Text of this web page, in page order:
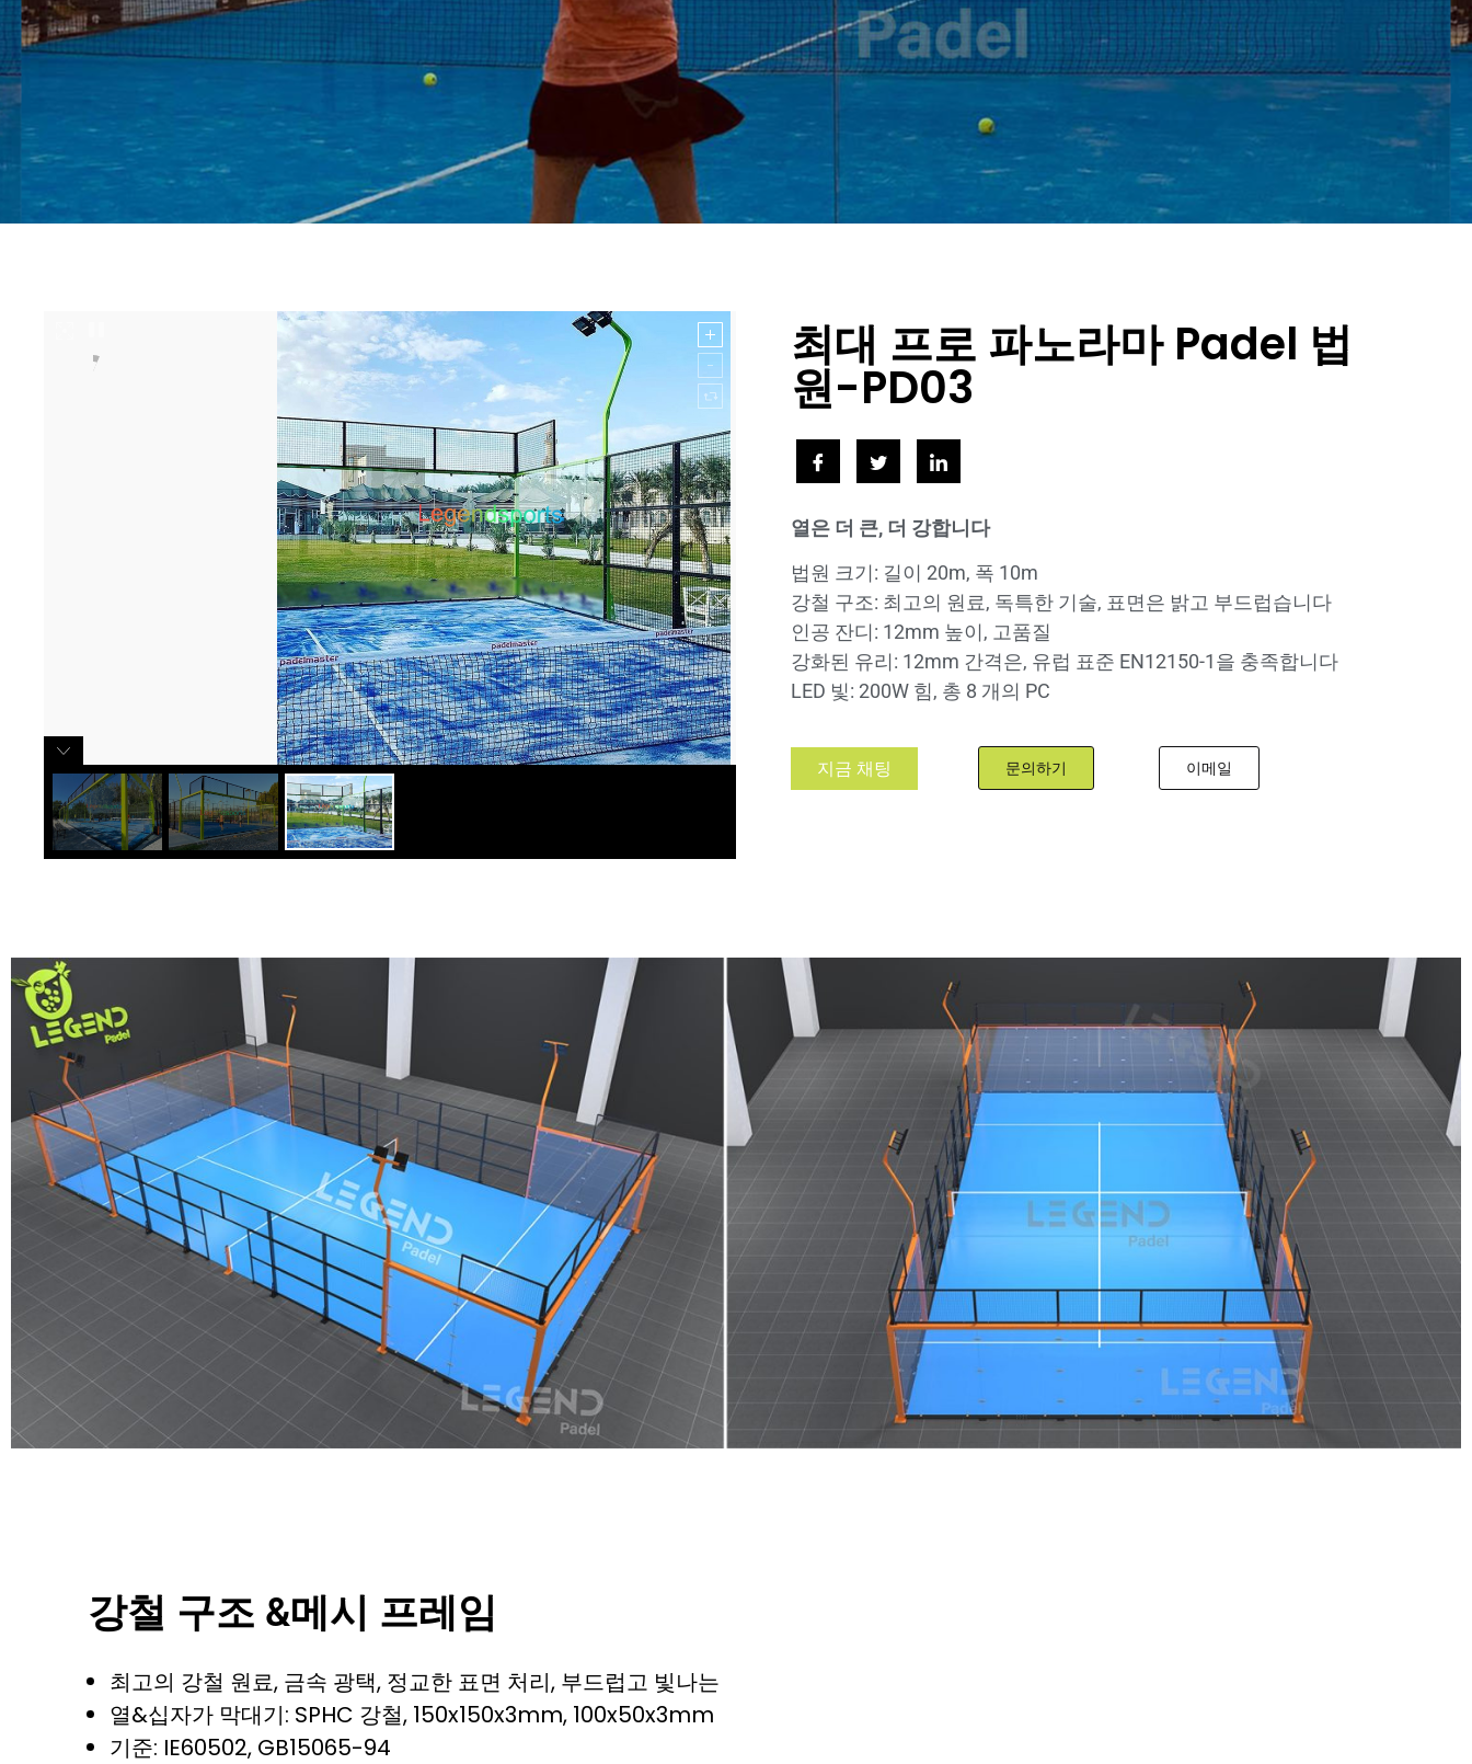
최대 프로 파노라마 Padel 법
원-PD03
열은 더 큰, 더 강합니다
법원 크기: 길이 20m, 폭 10m
강철 구조: 최고의 원료, 독특한 기술, 표면은 밝고 부드럽습니다
인공 잔디: 12mm 높이, 고품질
강화된 유리: 12mm 간격은, 유럽 표준 EN12150-1을 충족합니다
LED 빛: 200W 힘, 총 8 개의 PC
지금 채팅 문의하기 이메일
강철 구조 &메시 프레임
최고의 강철 원료, 금속 광택, 정교한 표면 처리, 부드럽고 빛나는
열&십자가 막대기: SPHC 강철, 150x150x3mm, 100x50x3mm
기준: IE60502, GB15065-94